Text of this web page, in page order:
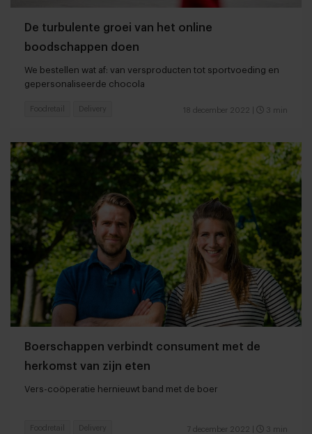
De turbulente groei van het online
boodschappen doen
We bestellen wat af: van versproducten tot sportvoeding en
gepersonaliseerde chocola
18 december 2022 3 min
Foodretail Delivery
Boerschappen verbindt consument met de
herkomst van zijn eten
Vers-coöperatie hernieuwt band met de boer
7 december 2022 3 min
Foodretail Delivery